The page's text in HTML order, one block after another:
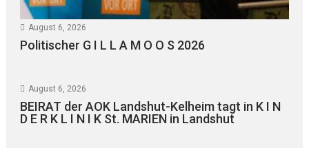
August 6, 2026
Politischer G I L L A M O O S 2026
August 6, 2026
BEIRAT der AOK Landshut-Kelheim tagt in K I N
D E R K L I N I K St. MARIEN in Landshut